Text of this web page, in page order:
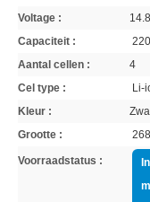
Voltage :
Capaciteit :
Aantal cellen :
4
Cel type :
Li-
Kleur :
Grootte :
Voorraadstatus :